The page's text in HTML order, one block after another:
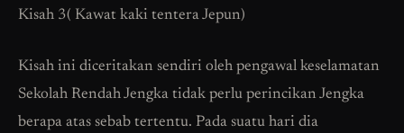
Kisah 3( Kawat kaki tentera Jepun)
Kisah ini diceritakan sendiri oleh pengawal keselamatan
Sekolah Rendah Jengka tidak perlu perincikan Jengka
berapa atas sebab tertentu. Pada suatu hari dia